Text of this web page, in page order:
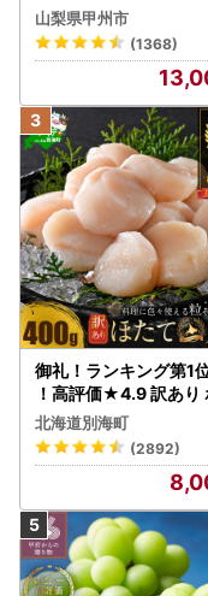
カット 約1.3kg 2～3房
026年発送】（MG）
472 FN-Limited-VO
インマスカット フル
山梨県甲州市
(1368)
御礼！ランキング第1
！高評価★4.9 訳あり
テ 400g（ほたて 帆立
冷凍 ）
北海道別海町
(2892)